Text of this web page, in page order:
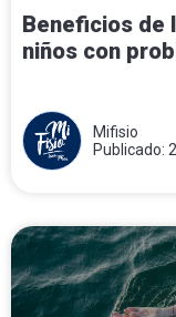
Beneficios de
niños con
Mifisio
Publicado: